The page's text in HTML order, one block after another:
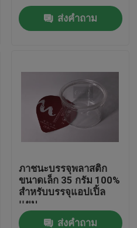
ส่งคำถาม
ภาชนะบรรจุพลาสติก
ขนาดเล็ก 35 กรัม 100%
สำหรับบรรจุแอปเปิ้ล
แยม
ส่งคำถาม